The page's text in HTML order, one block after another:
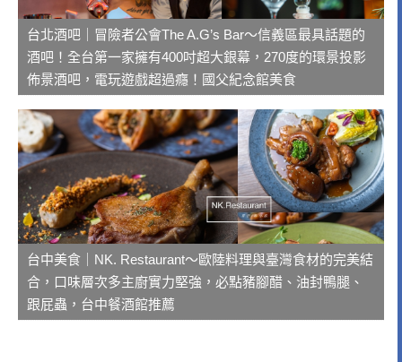
台北酒吧｜冒險者公會The A.G’s Bar～信義區最具話題的
酒吧！全台第一家擁有400吋超大銀幕，270度的環景投影
佈景酒吧，電玩遊戲超過癮！國父紀念館美食
台中美食｜NK. Restaurant～歐陸料理與臺灣食材的完美結
合，口味層次多主廚實力堅強，必點豬腳醋、油封鴨腿、
跟屁蟲，台中餐酒館推薦